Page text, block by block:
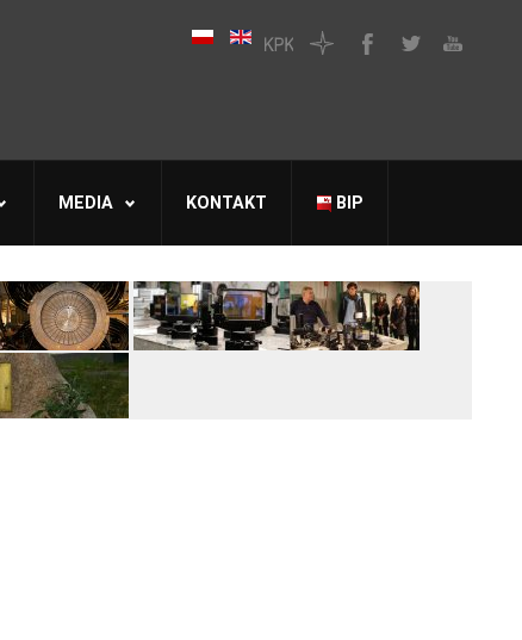
MEDIA KONTAKT BIP